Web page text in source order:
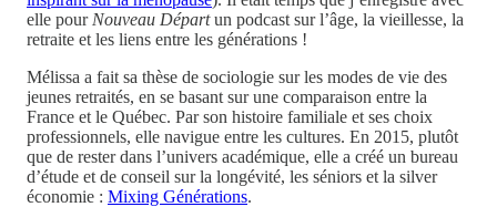
elle pour Nouveau Départun podcast sur l’âge, la vieillesse, la
retraite et les liens entre les générations !
Mélissa a fait sa thèse de sociologie sur les modes de vie des
jeunes retraités, en se basant sur une comparaison entre la
France et le Québec. Par son histoire familiale et ses choix
professionnels, elle navigue entre les cultures. En 2015, plutôt
que de rester dans l’univers académique, elle a créé un bureau
d’étude et de conseil sur la longévité, les séniors et la silver
économie : Mixing Générations.